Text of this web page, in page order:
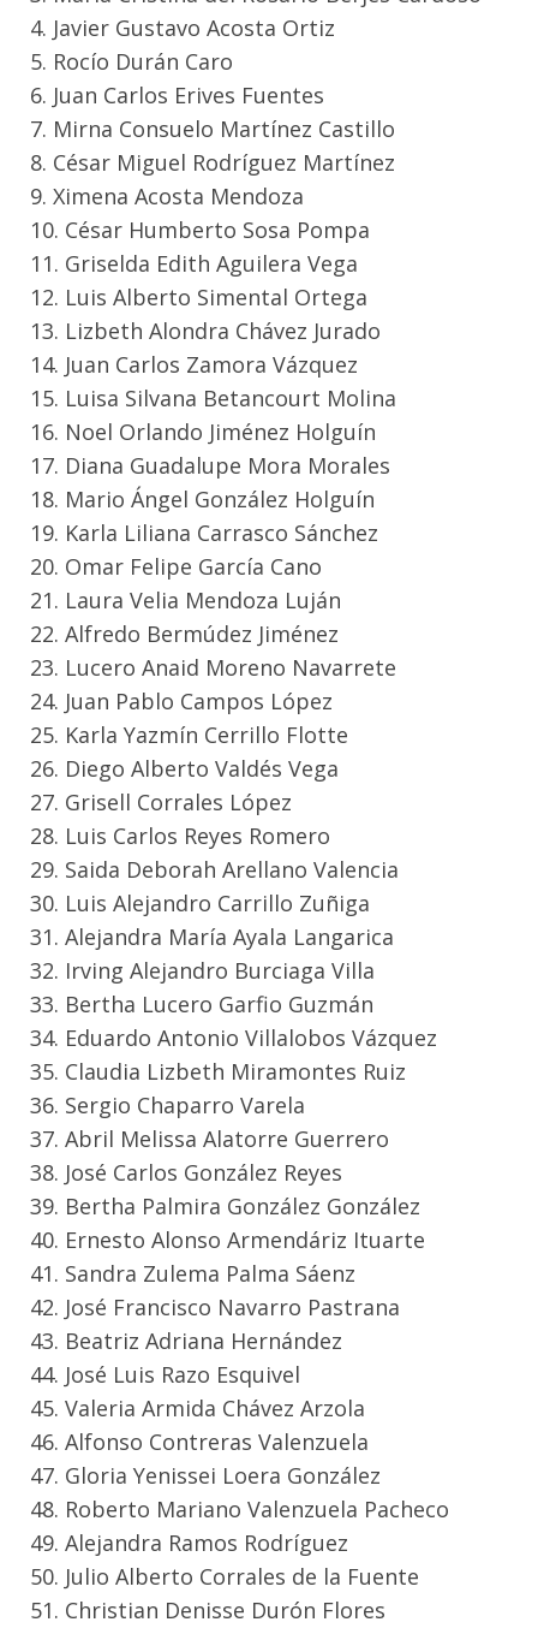
4. Javier Gustavo Acosta Ortiz
5. Rocío Durán Caro
6. Juan Carlos Erives Fuentes
7. Mirna Consuelo Martínez Castillo
8. César Miguel Rodríguez Martínez
9. Ximena Acosta Mendoza
10. César Humberto Sosa Pompa
11. Griselda Edith Aguilera Vega
12. Luis Alberto Simental Ortega
13. Lizbeth Alondra Chávez Jurado
14. Juan Carlos Zamora Vázquez
15. Luisa Silvana Betancourt Molina
16. Noel Orlando Jiménez Holguín
17. Diana Guadalupe Mora Morales
18. Mario Ángel González Holguín
19. Karla Liliana Carrasco Sánchez
20. Omar Felipe García Cano
21. Laura Velia Mendoza Luján
22. Alfredo Bermúdez Jiménez
23. Lucero Anaid Moreno Navarrete
24. Juan Pablo Campos López
25. Karla Yazmín Cerrillo Flotte
26. Diego Alberto Valdés Vega
27. Grisell Corrales López
28. Luis Carlos Reyes Romero
29. Saida Deborah Arellano Valencia
30. Luis Alejandro Carrillo Zuñiga
31. Alejandra María Ayala Langarica
32. Irving Alejandro Burciaga Villa
33. Bertha Lucero Garfio Guzmán
34. Eduardo Antonio Villalobos Vázquez
35. Claudia Lizbeth Miramontes Ruiz
36. Sergio Chaparro Varela
37. Abril Melissa Alatorre Guerrero
38. José Carlos González Reyes
39. Bertha Palmira González González
40. Ernesto Alonso Armendáriz Ituarte
41. Sandra Zulema Palma Sáenz
42. José Francisco Navarro Pastrana
43. Beatriz Adriana Hernández
44. José Luis Razo Esquivel
45. Valeria Armida Chávez Arzola
46. Alfonso Contreras Valenzuela
47. Gloria Yenissei Loera González
48. Roberto Mariano Valenzuela Pacheco
49. Alejandra Ramos Rodríguez
50. Julio Alberto Corrales de la Fuente
51. Christian Denisse Durón Flores